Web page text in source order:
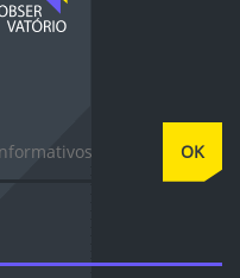
OK